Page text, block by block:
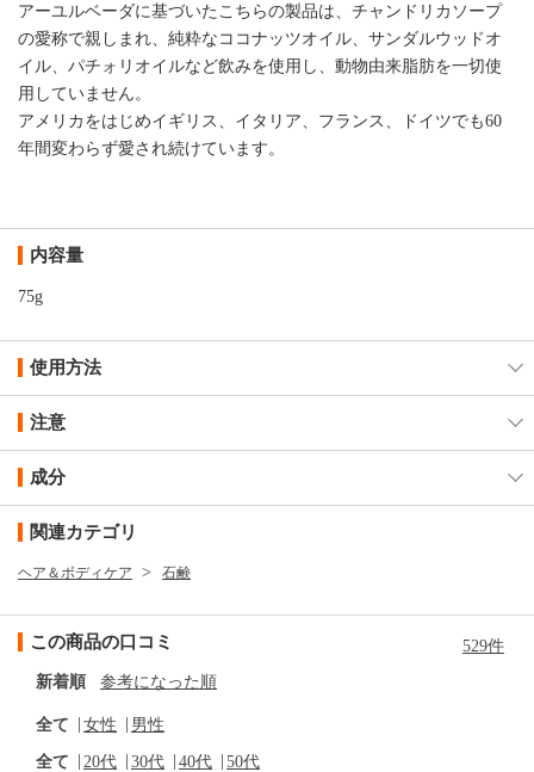
アーユルベーダに基づいたこちらの製品は、チャンドリカソープ
の愛称で親しまれ、純粋なココナッツオイル、サンダルウッドオ
イル、パチォリオイルなど飲みを使用し、動物由来脂肪を一切使
用していません。
アメリカをはじめイギリス、イタリア、フランス、ドイツでも60
年間変わらず愛され続けています。
内容量
75g
使用方法
注意
成分
関連カテゴリ
ヘア＆ボディケア 石鹸
この商品の口コミ
529件
新着順
参考になった順
全て 女性 男性
全て 20代 30代 40代 50代